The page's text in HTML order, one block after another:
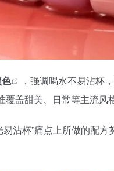
，强调喝水不易沾杯
盖甜美、日常等主流风格
沾杯”痛点上所做的配方